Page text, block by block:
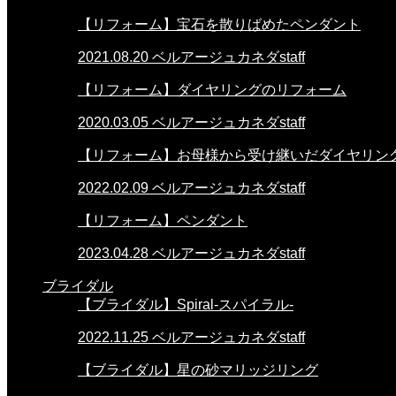
【リフォーム】宝石を散りばめたペンダント
2021.08.20 ベルアージュカネダstaff
【リフォーム】ダイヤリングのリフォーム
2020.03.05 ベルアージュカネダstaff
【リフォーム】お母様から受け継いだダイヤリン
2022.02.09 ベルアージュカネダstaff
【リフォーム】ペンダント
2023.04.28 ベルアージュカネダstaff
ブライダル
【ブライダル】Spiral-スパイラル-
2022.11.25 ベルアージュカネダstaff
【ブライダル】星の砂マリッジリング